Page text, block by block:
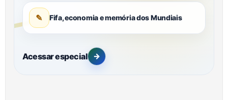
✎ Fifa, economia e memória dos Mundiais
Acessar especial →